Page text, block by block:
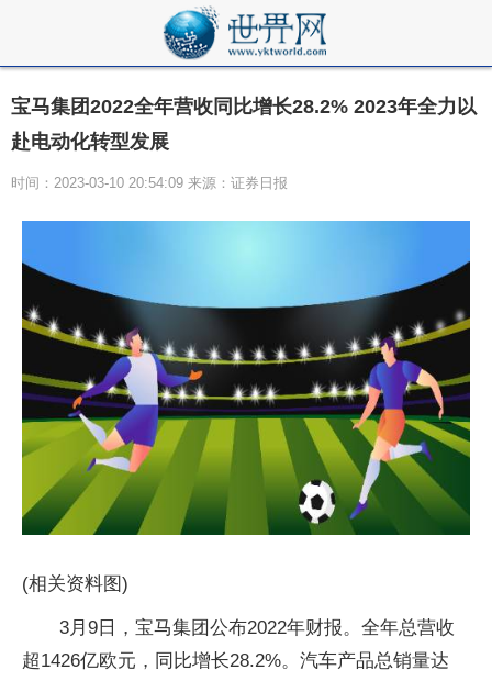
宝马集团2022全年营收同比增长28.2% 2023年全力以
赴电动化转型发展
时间：2023-03-10 20:54:09 来源：证券日报
(相关资料图)
3月9日，宝马集团公布2022年财报。全年总营收
超1426亿欧元，同比增长28.2%。汽车产品总销量达